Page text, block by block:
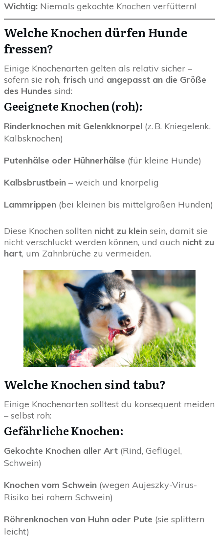
Wichtig: Niemals gekochte Knochen verfüttern!
Welche Knochen dürfen Hunde
fressen?
Einige Knochenarten gelten als relativ sicher –
sofern sie roh, frisch und angepasst an die Größe
des Hundes sind:
Geeignete Knochen (roh):
Rinderknochen mit Gelenkknorpel (z. B. Kniegelenk,
Kalbsknochen)
Putenhälse oder Hühnerhälse (für kleine Hunde)
Kalbsbrustbein – weich und knorpelig
Lammrippen (bei kleinen bis mittelgroßen Hunden)
Diese Knochen sollten nicht zu klein sein, damit sie
nicht verschluckt werden können, und auch nicht zu
hart, um Zahnbrüche zu vermeiden.
Welche Knochen sind tabu?
Einige Knochenarten solltest du konsequent meiden
– selbst roh:
Gefährliche Knochen:
Gekochte Knochen aller Art (Rind, Geflügel,
Schwein)
Knochen vom Schwein (wegen Aujeszky-Virus-
Risiko bei rohem Schwein)
Röhrenknochen von Huhn oder Pute (sie splittern
leicht)